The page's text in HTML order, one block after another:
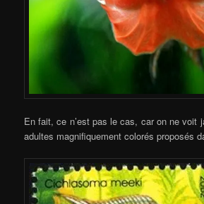
En fait, ce n’est pas le cas, car on ne voit
adultes magnifiquement colorés proposés